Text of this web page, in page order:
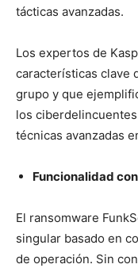
tácticas avanzadas.
Los expertos de
características clave
grupo y que
los
técnicas avanzadas
Funcionalidad
El ransomware
singular basado en
de operación. Sin